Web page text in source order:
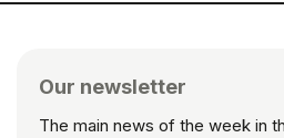
Our newsletter
The main news of the week in